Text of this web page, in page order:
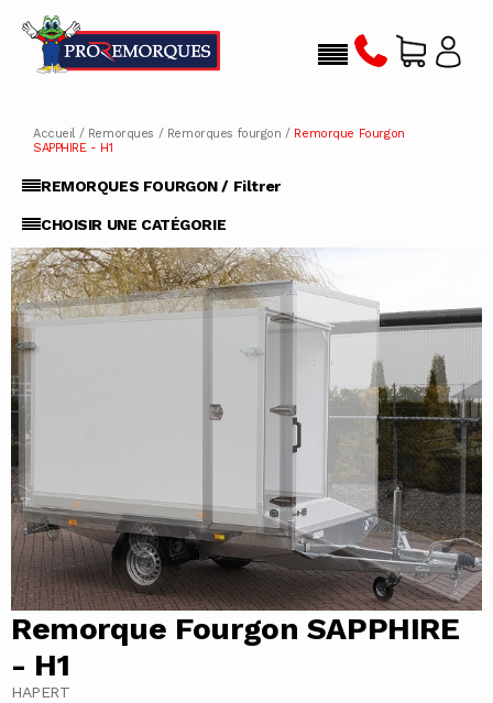
Accueil/ Remorques / Remorques fourgon / Remorque Fourgon
SAPPHIRE - H1
REMORQUES FOURGON / Filtrer
CHOISIR UNE CATÉGORIE
Remorque Fourgon SAPPHIRE
- H1
HAPERT